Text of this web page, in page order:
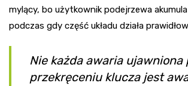
mylący, bo użytkownik podejrzewa
podczas gdy część układu działa
Nie każda awaria ujawniona
przekręceniu klucza jest